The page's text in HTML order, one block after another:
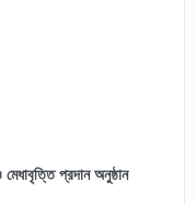
প্রদান অনুষ্ঠান